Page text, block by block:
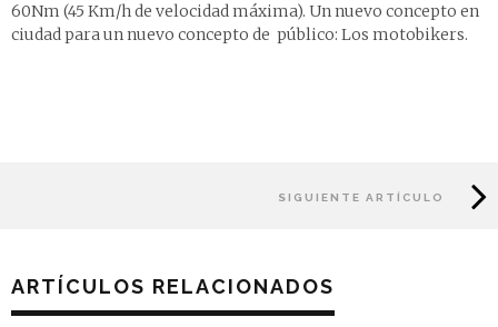
60Nm (45 Km/h de velocidad máxima). Un nuevo concepto en
ciudad para un nuevo concepto de público: Los motobikers.
SIGUIENTE ARTÍCULO
ARTÍCULOS RELACIONADOS